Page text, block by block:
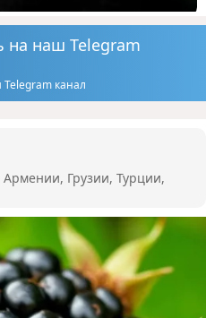
на наш Telegram
канал
Грузии, Турции,